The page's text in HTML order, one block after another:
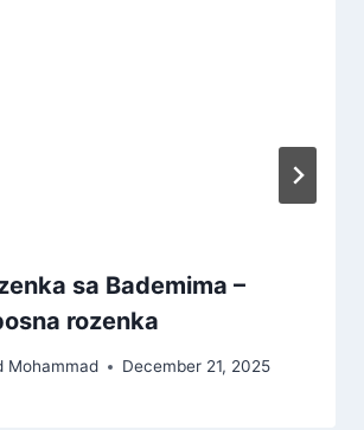
sa Bademima –
rozenka
Mohammad December 21, 2025